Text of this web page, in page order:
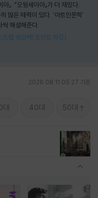
밌다.
많은 매력이 있다. '아트인문학'
해설해준다.
랩 에코백(포인트 차감)
2026.08.11 05:27 기준
대 40대 50대